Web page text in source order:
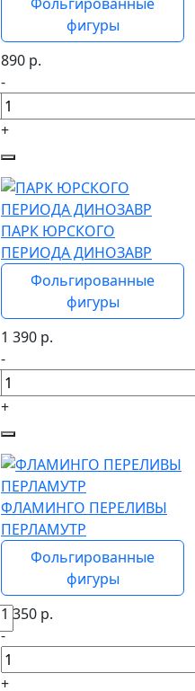
фигуры
890 р.
-
+
ПАРК ЮРСКОГО
ПЕРИОДА ДИНОЗАВР
Фольгированные
фигуры
1 390 р.
-
+
ФЛАМИНГО ПЕРЕЛИВЫ
ПЕРЛАМУТР
Фольгированные
фигуры
1 350 р.
-
+